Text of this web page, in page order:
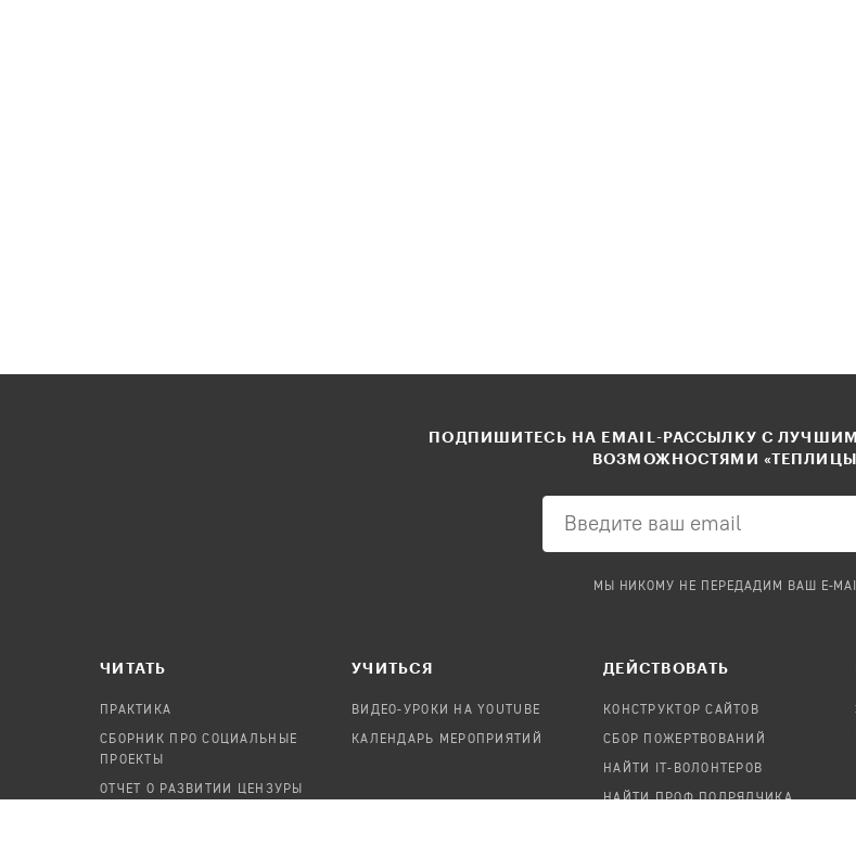
ПОДПИШИТЕСЬ НА EMAIL-РАССЫЛКУ С
ВОЗМОЖНОСТЯМИ
МЫ НИКОМУ НЕ ПЕРЕДАДИМ ВАШ E-
ЧИТАТЬ
ПРАКТИКА
СБОРНИК ПРО СОЦИАЛЬНЫЕ
ПРОЕКТЫ
ОТЧЕТ О РАЗВИТИИ ЦЕНЗУРЫ
УЧИТЬСЯ
ВИДЕО-УРОКИ НА YOUTUBE
КАЛЕНДАРЬ МЕРОПРИЯТИЙ
ДЕЙСТВОВАТЬ
КОНСТРУКТОР САЙТОВ
СБОР ПОЖЕРТВОВАНИЙ
НАЙТИ IT-ВОЛОНТЕРОВ
НАЙТИ ПРОФ.ПОДРЯДЧИКА